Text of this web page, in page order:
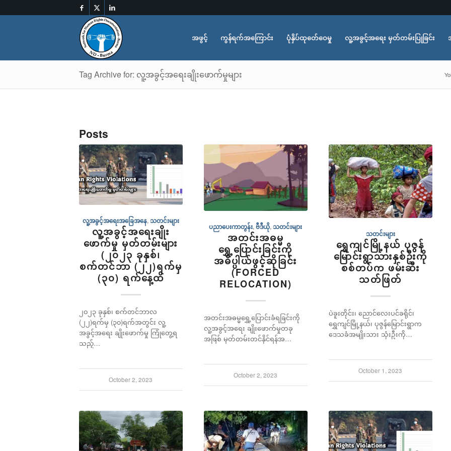
အဖွင့် ကွန်ရက်အကြောင်း ပုံနှိပ်ထုတ်ေဝေမှု လူ့အခွင့်အရေး မှတ်တမ်းပြုခြင်း
Tag Archive for: လူ့အခွင့်အရေးချိုးဖောက်မှုများ
Posts
လူ့အခွင့်အရေးအခြေအနေ,သတင်းများ
လူ့အခွင့်အရေးချိုး
ဖောက်မှု မှတ်တမ်းများ
(၂၀၂၃ ခုနှစ်၊
စက်တင်ဘာ (၂၂)ရက်မှ
(၃၀) ရက်နေ့ထိ
၂၀၂၃ ခုနှစ်၊ စက်တင်ဘာလ
(၂၂)ရက်မှ (၃၀)ရက်အတွင်း လူ့
အခွင့်အရေး ချိုးဖောက်မှု ကြုံတွေ့ရ
သည့်…
October 2, 2023
ပညာပေးကာတွန်း,ဗီဒီယို,သတင်းများ
အတင်းအဓမ္မ
ရွှေ့ပြောင်းခြင်းကို
အဓိပ္ပါယ်ဖွင့်ဆိုခြင်း
(FORCED
RELOCATION)
အတင်းအဓမ္မရွှေ့ပြောင်းခံရခြင်းကို
လူ့အခွင့်အရေး ချိုးဖောက်မှုတခု
အဖြစ် မှတ်တမ်းတင်နိုင်ရန်အ…
October 2, 2023
သတင်းများ
ရွှေကျင်မြို့နယ် ပုဇွန်
မြောင်းရွာသားနှစ်ဦးကို
စစ်တပ်က ဖမ်းဆီး
သတ်ဖြတ်
ပဲခူးတိုင်း၊ ညောင်လေးပင်ခရိုင်၊
ရွှေကျင်မြို့နယ်၊ ပုဇွန်မြောင်းရွာက
ဒေသခံအမျိုးသား သုံးဦးကို…
October 1, 2023